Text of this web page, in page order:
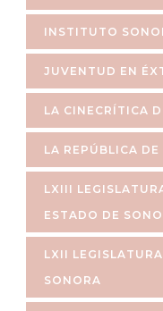
INSTITUTO
JUVENTUD EN
LA CINECRÍTICA
LA REPÚBLICA DE
LXIII
ESTADO DE
LXII
SONORA